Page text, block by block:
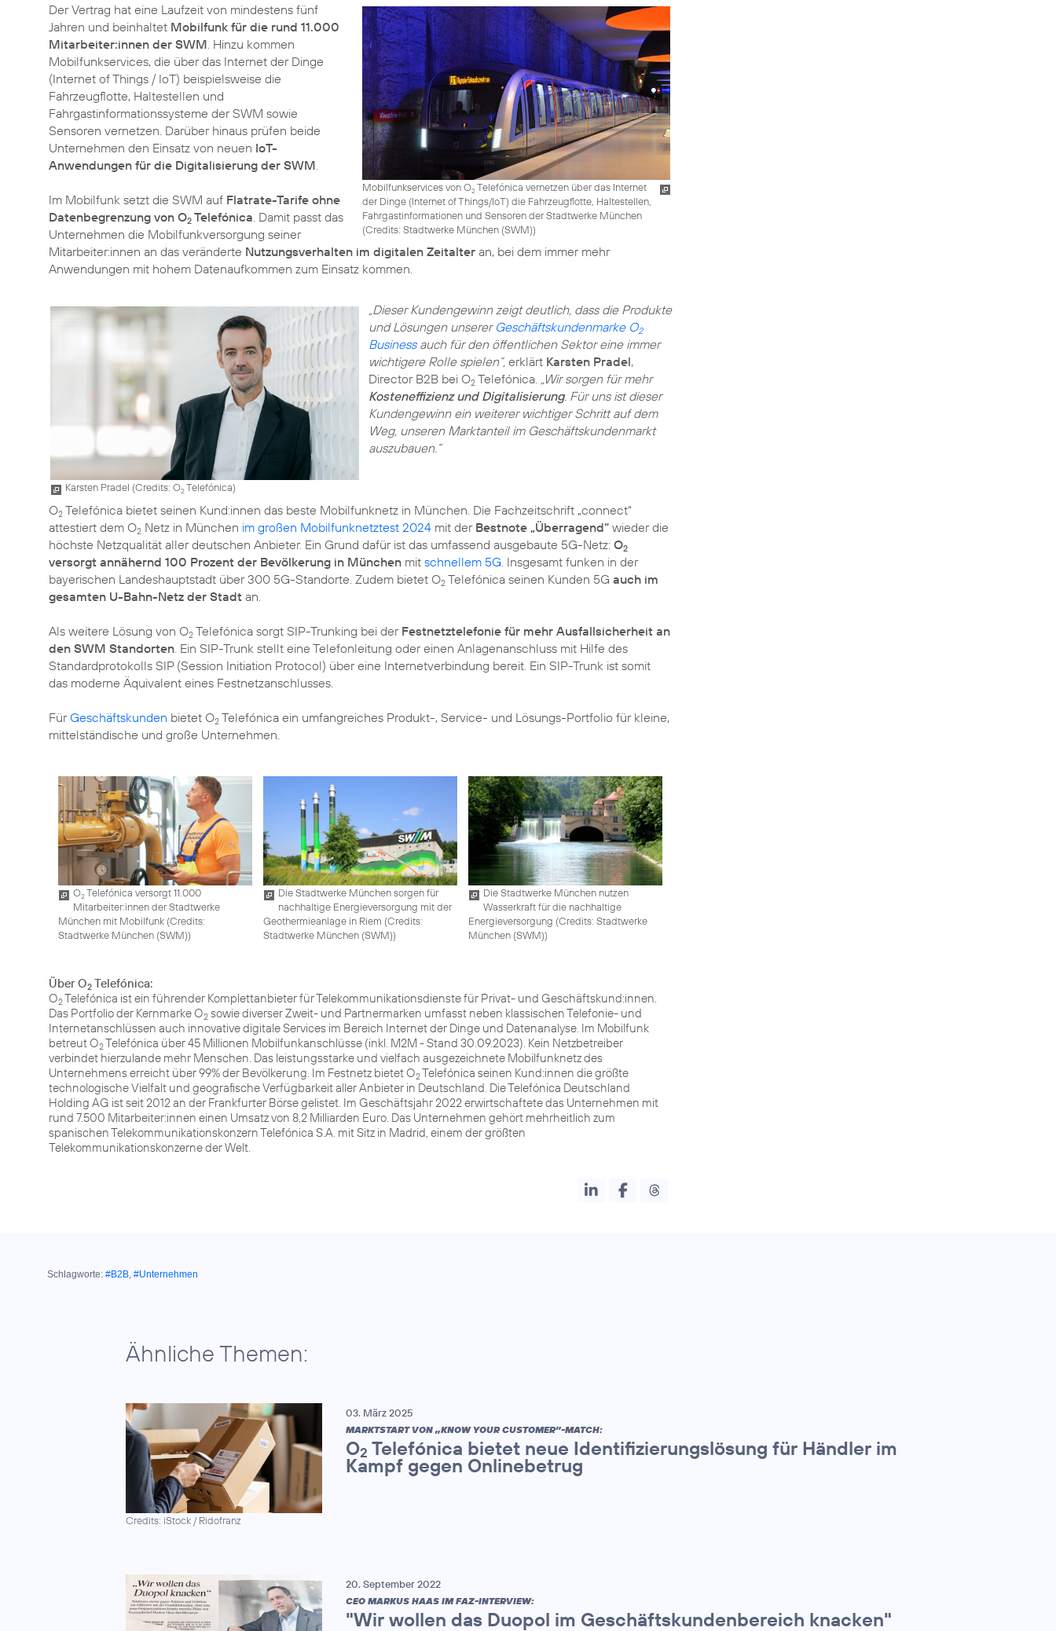
Mobilfunkservices von O2Telefónica vernetzen über das Internet
der Dinge (Internet of Things/IoT) die Fahrzeugflotte, Haltestellen,
Fahrgastinformationen und Sensoren der Stadtwerke München
(Credits: Stadtwerke München (SWM))
Der Vertrag hat eine Laufzeit von mindestens fünf
Jahren und beinhaltet Mobilfunk für die rund 11.000
Mitarbeiter:innen der SWM . Hinzu kommen
Mobilfunkservices, die über das Internet der Dinge
(Internet of Things / IoT) beispielsweise die
Fahrzeugflotte, Haltestellen und
Fahrgastinformationssysteme der SWM sowie
Sensoren vernetzen. Darüber hinaus prüfen beide
Unternehmen den Einsatz von neuen IoT-
Anwendungen für die Digitalisierung der SWM
Im Mobilfunk setzt die SWM auf Flatrate-Tarife ohne
Datenbegrenzung von O2 Telefónica . Damit passt das
Unternehmen die Mobilfunkversorgung seiner
Mitarbeiter:innen an das veränderte Nutzungsverhalten im digitalen Zeitalter an, bei dem immer mehr
Anwendungen mit hohem Datenaufkommen zum Einsatz kommen.
Karsten Pradel (Credits: O2Telefónica)
„Dieser Kundengewinn zeigt deutlich, dass die Produkte
und Lösungen unserer Geschäftskundenmarke O2
Businessauch für den öffentlichen Sektor eine immer
wichtigere Rolle spielen”, erklärt Karsten Pradel,
Director B2B bei O2Telefónica.
„Wir sorgen für mehr
Kosteneffizienz und Digitalisierung. Für uns ist dieser
Kundengewinn ein weiterer wichtiger Schritt auf dem
Weg, unseren Marktanteil im Geschäftskundenmarkt
auszubauen.“
O2 Telefónica bietet seinen Kund:innen das beste Mobilfunknetz in München. Die Fachzeitschrift „connect“
attestiert dem O2 Netz in München im großen Mobilfunknetztest 2024 mit der Bestnote „Überragend“ wieder die
höchste Netzqualität aller deutschen Anbieter. Ein Grund dafür ist das umfassend ausgebaute 5G-Netz: O2
versorgt annähernd 100 Prozent der Bevölkerung in München mit schnellem 5G . Insgesamt funken in der
bayerischen Landeshauptstadt über 300 5G-Standorte. Zudem bietet O2 Telefónica seinen Kunden 5G auch im
gesamten U-Bahn-Netz der Stadt an.
Als weitere Lösung von O2 Telefónica sorgt SIP-Trunking bei der Festnetztelefonie für mehr Ausfallsicherheit an
den SWM Standorten . Ein SIP-Trunk stellt eine Telefonleitung oder einen Anlagenanschluss mit Hilfe des
Standardprotokolls SIP (Session Initiation Protocol) über eine Internetverbindung bereit. Ein SIP-Trunk ist somit
das moderne Äquivalent eines Festnetzanschlusses.
FürGeschäftskunden bietet O2 Telefónica ein umfangreiches Produkt-, Service- und Lösungs-Portfolio für kleine,
mittelständische und große Unternehmen.
O2Telefónica versorgt 11.000
Mitarbeiter:innen der Stadtwerke
München mit Mobilfunk (Credits:
Stadtwerke München (SWM))
Die Stadtwerke München sorgen für
nachhaltige Energieversorgung mit der
Geothermieanlage in Riem (Credits:
Stadtwerke München (SWM))
Die Stadtwerke München nutzen
Wasserkraft für die nachhaltige
Energieversorgung (Credits: Stadtwerke
München (SWM))
Über O2 Telefónica:
O2Telefónica ist ein führender Komplettanbieter für Telekommunikationsdienste für Privat- und Geschäftskund:innen.
Das Portfolio der Kernmarke O2 sowie diverser Zweit- und Partnermarken umfasst neben klassischen Telefonie- und
Internetanschlüssen auch innovative digitale Services im Bereich Internet der Dinge und Datenanalyse. Im Mobilfunk
betreut O2Telefónica über 45 Millionen Mobilfunkanschlüsse (inkl. M2M - Stand 30.09.2023). Kein Netzbetreiber
verbindet hierzulande mehr Menschen. Das leistungsstarke und vielfach ausgezeichnete Mobilfunknetz des
Unternehmens erreicht über 99% der Bevölkerung. Im Festnetz bietet O2Telefónica seinen Kund:innen die größte
technologische Vielfalt und geografische Verfügbarkeit aller Anbieter in Deutschland. Die Telefónica Deutschland
Holding AG ist seit 2012 an der Frankfurter Börse gelistet. Im Geschäftsjahr 2022 erwirtschaftete das Unternehmen mit
rund 7.500 Mitarbeiter:innen einen Umsatz von 8,2 Milliarden Euro. Das Unternehmen gehört mehrheitlich zum
spanischen Telekommunikationskonzern Telefónica S.A. mit Sitz in Madrid, einem der größten
Telekommunikationskonzerne der Welt.
Schlagworte: #B2B #Unternehmen
Ähnliche Themen:
Credits: iStock / Ridofranz
03. März 2025
MARKTSTART VON „KNOW YOUR CUSTOMER”-MATCH:
O2 Telefónica bietet neue Identifizierungslösung für Händler im
Kampf gegen Onlinebetrug
20. September 2022
CEO MARKUS HAAS IM FAZ-INTERVIEW:
"Wir wollen das Duopol im Geschäftskundenbereich knacken"